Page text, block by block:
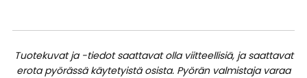
Tuotekuvat ja -tiedot saattavat olla viitteellisiä, ja saattavat
erota pyörässä käytetyistä osista. Pyörän valmistaja varaa